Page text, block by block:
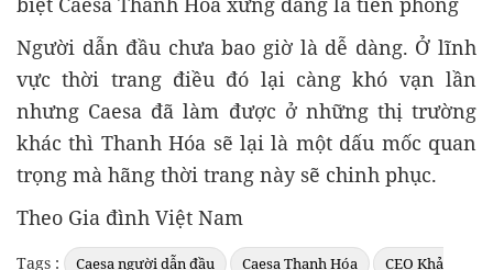
Người dẫn đầu chưa bao giờ là dễ dàng. Ở lĩnh
vực thời trang điều đó lại càng khó vạn lần
nhưng Caesa đã làm được ở những thị trường
khác thì Thanh Hóa sẽ lại là một dấu mốc quan
trọng mà hãng thời trang này sẽ chinh phục.
Theo Gia đình Việt Nam
Tags : Caesa người dẫn đầu Caesa Thanh Hóa CEO Khả